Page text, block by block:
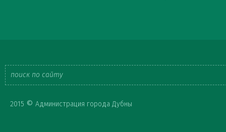
2015 © Администрация города Дубны